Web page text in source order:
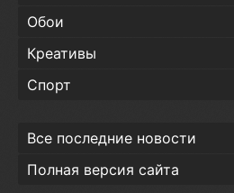
Обои
Креативы
Спорт
Все последние новости
Полная версия сайта